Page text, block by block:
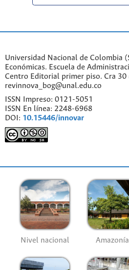
Universidad Nacional de Colombia
Económicas. Escuela de
Centro Editorial primer piso. Cra
revinnova_bog@unal.edu.co
ISSN Impreso: 0121-5051
ISSN En línea: 2248-6968
DOI: 10.15446/innovar
Nivel nacional Amazonía